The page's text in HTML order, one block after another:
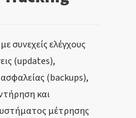
συνεχείς ελέγχους
(updates),
(backups),
και
μέτρησης